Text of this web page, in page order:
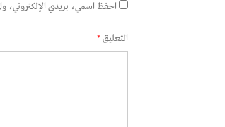
احفظ اسمي، بريدي الإلكتروني،
التعليق*